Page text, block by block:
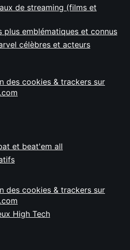
de streaming (films et
plus emblématiques et connus
célèbres et acteurs
des cookies & trackers sur
et beat'em all
des cookies & trackers sur
High Tech